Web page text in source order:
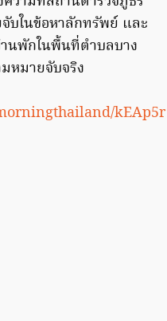
บในข้อหาลักทรัพย์ และ
นพักในพื้นที่ตำบลบาง
หมายจับจริง
kEAp5r